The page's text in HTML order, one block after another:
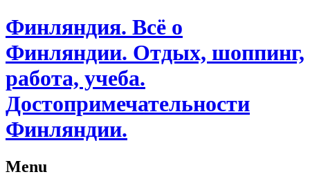
Финляндия. Всё о
Финляндии. Отдых, шоппинг,
работа, учеба.
Достопримечательности
Финляндии.
Menu